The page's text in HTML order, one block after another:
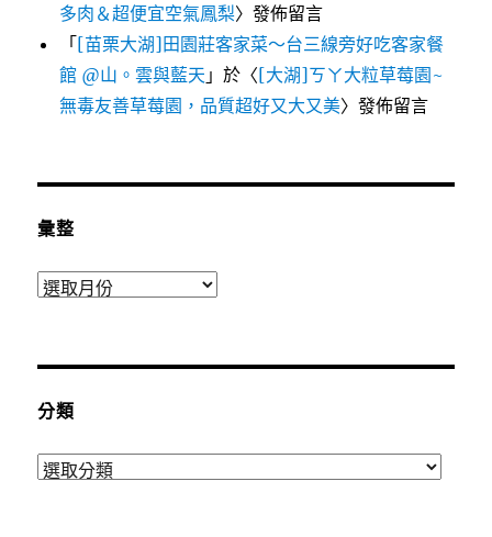
多肉＆超便宜空氣鳳梨〉發佈留言
「[苗栗大湖]田園莊客家菜～台三線旁好吃客家餐
館 @山。雲與藍天 」於〈[大湖]ㄎㄚ大粒草莓園~
無毒友善草莓園，品質超好又大又美〉發佈留言
彙整
彙
分類
分